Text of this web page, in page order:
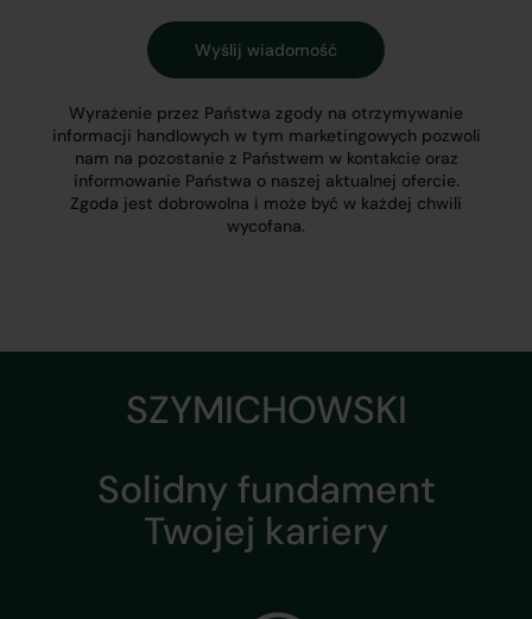
Wyrażenie przez Państwa zgody na otrzymywanie
informacji handlowych w tym marketingowych pozwoli
nam na pozostanie z Państwem w kontakcie oraz
informowanie Państwa o naszej aktualnej ofercie.
Zgoda jest dobrowolna i może być w każdej chwili
wycofana.
SZYMICHOWSKI
Solidny fundament
Twojej kariery